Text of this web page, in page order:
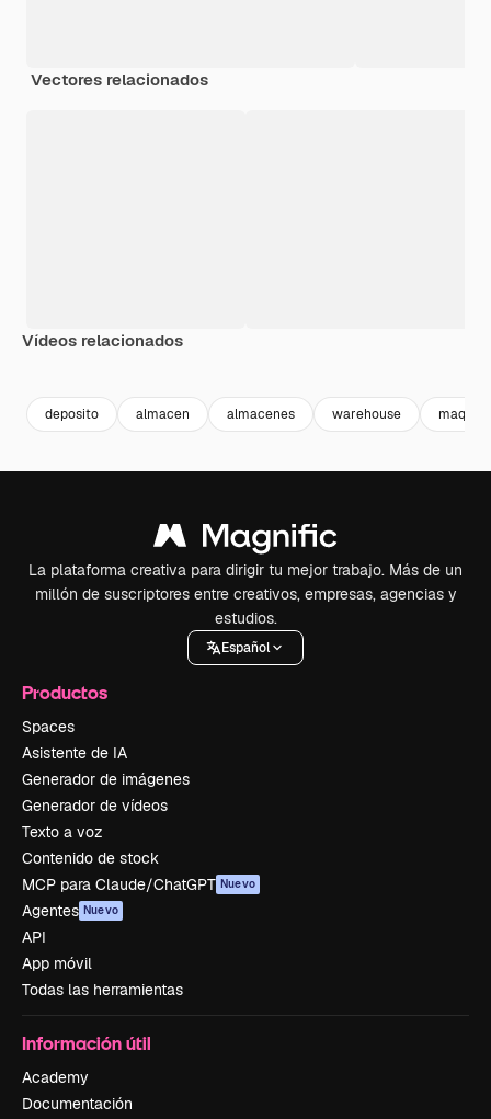
Vectores relacionados
Vídeos relacionados
deposito almacen almacenes warehouse maquina
La plataforma creativa para dirigir tu mejor trabajo. Más de un
millón de suscriptores entre creativos, empresas, agencias y
estudios.
Español
Productos
Spaces
Asistente de IA
Generador de imágenes
Generador de vídeos
Texto a voz
Contenido de stock
MCP para Claude/ChatGPT Nuevo
Agentes Nuevo
API
App móvil
Todas las herramientas
Información útil
Academy
Documentación